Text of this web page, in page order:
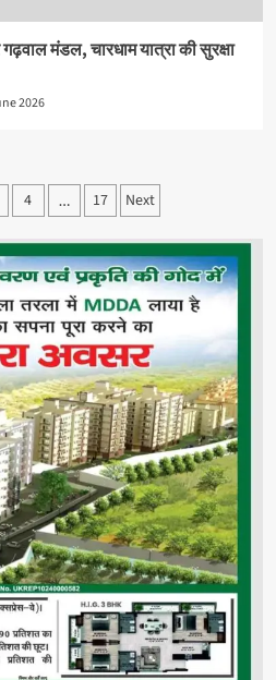
मंडल, चारधाम यात्रा की सुरक्षा
2026
4 … 17 Next